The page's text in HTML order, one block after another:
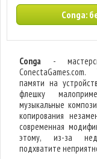
Conga:
Conga -
памяти на
флешку
музыкальные
копирования
современная
этому, из-за
подхватите